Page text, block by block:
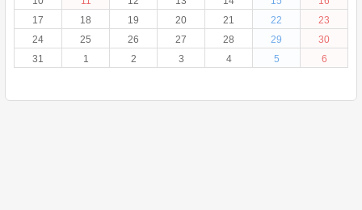
17
18 19 20 21 22
23
24
25 26 27 28 29
30
31
1 2 3 4 5 6